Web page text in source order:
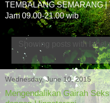
TEMBALANG SEMARANG |
Jam 09.00-21.00 wib
Showing posts with label
Wednesday, June 10, 2015
Mengendalikan Gairah Seks